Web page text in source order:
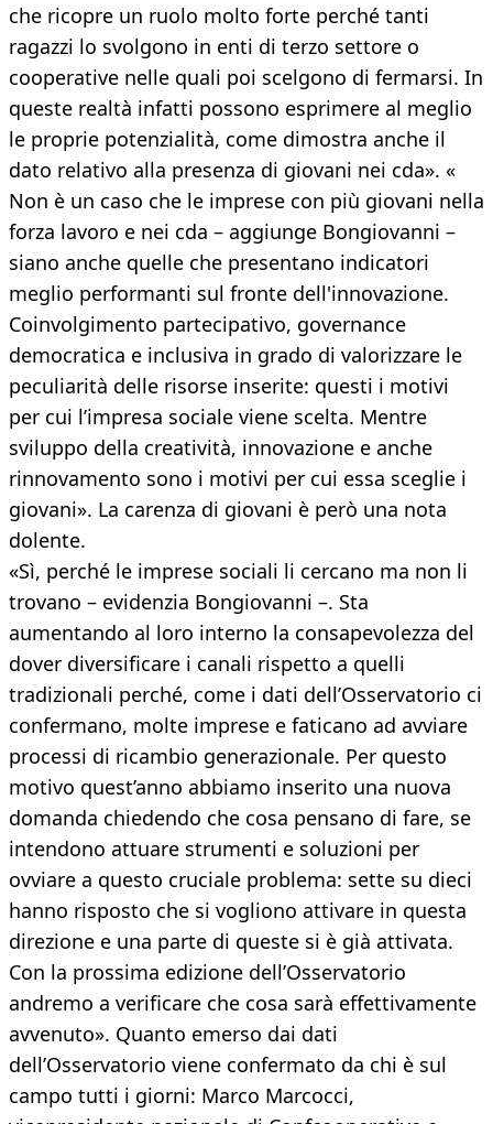
che ricopre un ruolo molto forte perché tanti
ragazzi lo svolgono in enti di terzo settore o
cooperative nelle quali poi scelgono di fermarsi. In
queste realtà infatti possono esprimere al meglio
le proprie potenzialità, come dimostra anche il
dato relativo alla presenza di giovani nei cda». «
Non è un caso che le imprese con più giovani nella
forza lavoro e nei cda – aggiunge Bongiovanni –
siano anche quelle che presentano indicatori
meglio performanti sul fronte dell'innovazione.
Coinvolgimento partecipativo, governance
democratica e inclusiva in grado di valorizzare le
peculiarità delle risorse inserite: questi i motivi
per cui l’impresa sociale viene scelta. Mentre
sviluppo della creatività, innovazione e anche
rinnovamento sono i motivi per cui essa sceglie i
giovani». La carenza di giovani è però una nota
dolente.
«Sì, perché le imprese sociali li cercano ma non li
trovano – evidenzia Bongiovanni –. Sta
aumentando al loro interno la consapevolezza del
dover diversificare i canali rispetto a quelli
tradizionali perché, come i dati dell’Osservatorio ci
confermano, molte imprese e faticano ad avviare
processi di ricambio generazionale. Per questo
motivo quest’anno abbiamo inserito una nuova
domanda chiedendo che cosa pensano di fare, se
intendono attuare strumenti e soluzioni per
ovviare a questo cruciale problema: sette su dieci
hanno risposto che si vogliono attivare in questa
direzione e una parte di queste si è già attivata.
Con la prossima edizione dell’Osservatorio
andremo a verificare che cosa sarà effettivamente
avvenuto». Quanto emerso dai dati
dell’Osservatorio viene confermato da chi è sul
campo tutti i giorni: Marco Marcocci,